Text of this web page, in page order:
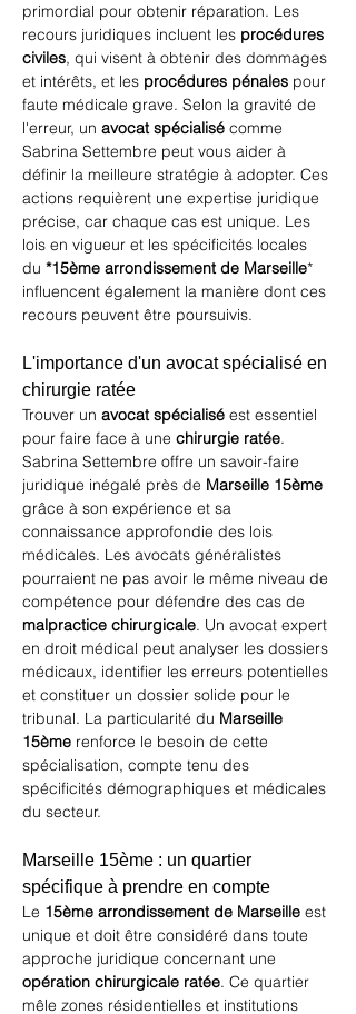
primordial pour obtenir réparation. Les
recours juridiques incluent les procédures
civiles, qui visent à obtenir des dommages
et intérêts, et les procédures pénales pour
faute médicale grave. Selon la gravité de
l'erreur, un avocat spécialisé comme
Sabrina Settembre peut vous aider à
définir la meilleure stratégie à adopter. Ces
actions requièrent une expertise juridique
précise, car chaque cas est unique. Les
lois en vigueur et les spécificités locales
du *15ème arrondissement de Marseille*
influencent également la manière dont ces
recours peuvent être poursuivis.
L'importance d'un avocat spécialisé en
chirurgie ratée
Trouver un avocat spécialisé est essentiel
pour faire face à une chirurgie ratée.
Sabrina Settembre offre un savoir-faire
juridique inégalé près de Marseille 15ème
grâce à son expérience et sa
connaissance approfondie des lois
médicales. Les avocats généralistes
pourraient ne pas avoir le même niveau de
compétence pour défendre des cas de
malpractice chirurgicale. Un avocat expert
en droit médical peut analyser les dossiers
médicaux, identifier les erreurs potentielles
et constituer un dossier solide pour le
tribunal. La particularité du Marseille
15ème renforce le besoin de cette
spécialisation, compte tenu des
spécificités démographiques et médicales
du secteur.
Marseille 15ème : un quartier
spécifique à prendre en compte
Le 15ème arrondissement de Marseille est
unique et doit être considéré dans toute
approche juridique concernant une
opération chirurgicale ratée. Ce quartier
mêle zones résidentielles et institutions